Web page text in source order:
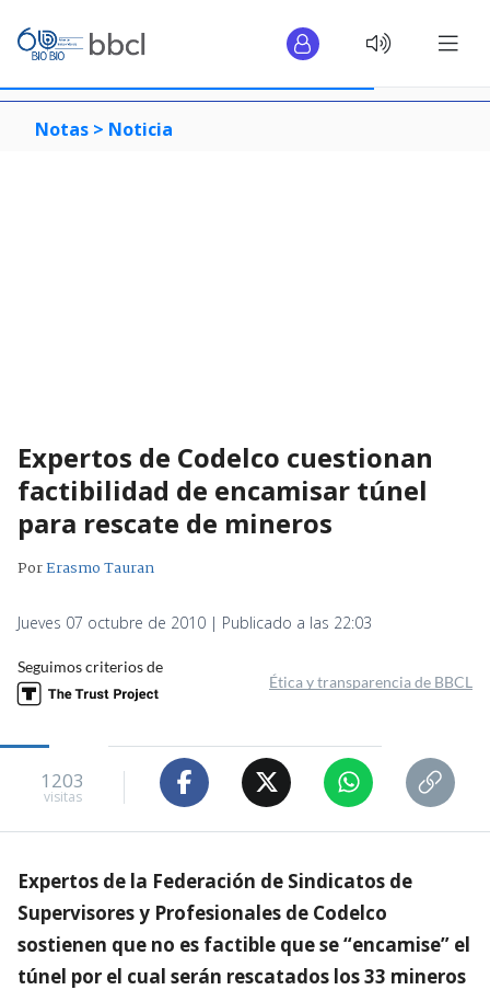
Notas > Noticia
Expertos de Codelco cuestionan
factibilidad de encamisar túnel
para rescate de mineros
PorErasmo Tauran
Jueves 07 octubre de 2010 | Publicado a las 22:03
Seguimos criterios de
Ética y transparencia de BBCL
1203
visitas
Expertos de la Federación de Sindicatos de
Supervisores y Profesionales de Codelco
sostienen que no es factible que se “encamise” el
túnel por el cual serán rescatados los 33 mineros